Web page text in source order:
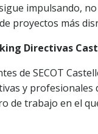
impulsando,
proyectos más
Directivas
de SECOT
y
de trabajo en el